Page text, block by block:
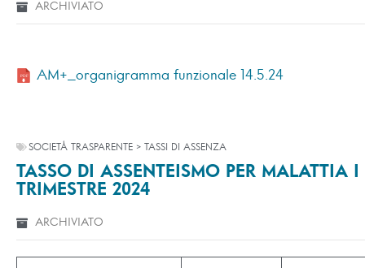
ARCHIVIATO
AM+_organigramma funzionale 14.5.24
SOCIETÀ TRASPARENTE > TASSI DI ASSENZA
TASSO DI ASSENTEISMO PER MALATTIA I
TRIMESTRE 2024
ARCHIVIATO